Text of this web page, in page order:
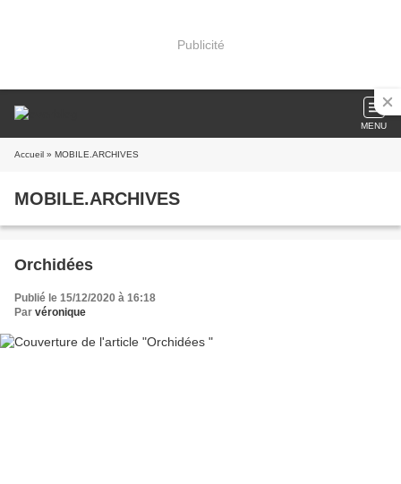
Publicité
MENU
Accueil » MOBILE.ARCHIVES
MOBILE.ARCHIVES
Orchidées
Publié le 15/12/2020 à 16:18
Par véronique